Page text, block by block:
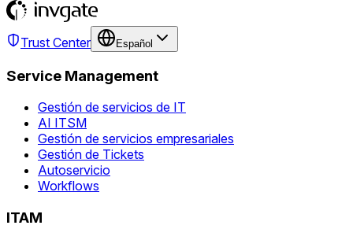
Trust Center Español
Service Management
Gestión de servicios de IT
AI ITSM
Gestión de servicios empresariales
Gestión de Tickets
Autoservicio
Workflows
ITAM